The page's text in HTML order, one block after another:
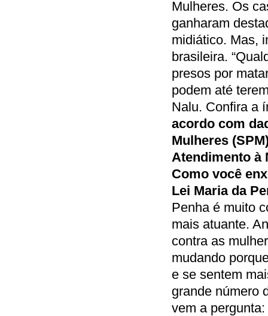
Mulheres. Os
ganharam
midiático. Mas,
brasileira.
presos por
podem até
Nalu. Confira a
acordo com
Mulheres
Atendimento à
Como você
Lei Maria da
Penha é muito
mais atuante.
contra as
mudando
e se sentem
grande número
vem a